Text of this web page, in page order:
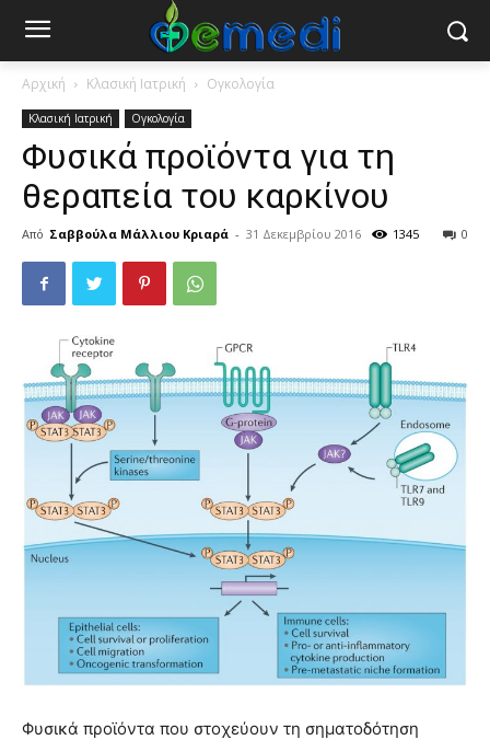
Αρχική Κλασική Ιατρική Ογκολογία
Κλασική Ιατρική Ογκολογία
Φυσικά προϊόντα για τη
θεραπεία του καρκίνου
Από Σαββούλα Μάλλιου Κριαρά - 31 Δεκεμβρίου 2016 0
1345
Φυσικά προϊόντα που στοχεύουν τη σηματοδότηση